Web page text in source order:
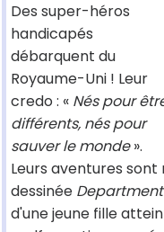
Des super-héros
handicapés
débarquent du
Royaume-Uni ! Leur
credo : « Nés pour
différents, nés pour
sauver le monde».
Leurs aventures
dessinée
d'une jeune fille